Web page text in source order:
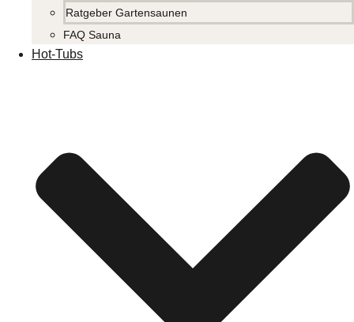
Ratgeber Gartensaunen
FAQ Sauna
Hot-Tubs